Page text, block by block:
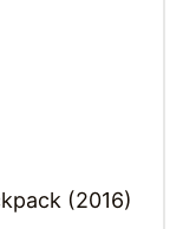
(2016)